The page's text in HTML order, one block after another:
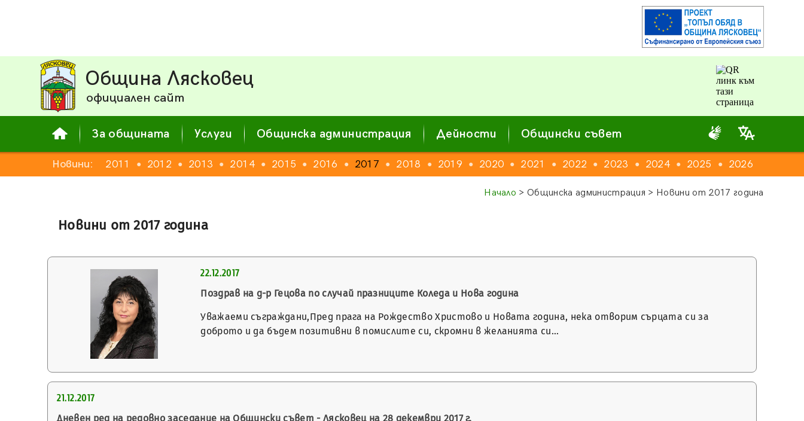
Община Лясковец
официален сайт
За общината Услуги Общинска администрация Дейности Общински съвет
Новини: 2011 ● 2012 ● 2013 ● 2014 ● 2015 ● 2016 ● 2017 ● 2018 ● 2019 ● 2020 ● 2021 ● 2022 ● 2023 ● 2024 ● 2025 ● 2026
Начало > Общинска администрация > Новини от 2017 година
Новини от 2017 година
22.12.2017
Поздрав на д-р Гецова по случай празниците Коледа и Нова година
Уважаеми съграждани,Пред прага на Рождество Христово и Новата година, нека отворим сърцата си за
доброто и да бъдем позитивни в помислите си, скромни в желанията си…
21.12.2017
Дневен ред на редовно заседание на Общински съвет - Лясковец на 28 декември 2017 г.